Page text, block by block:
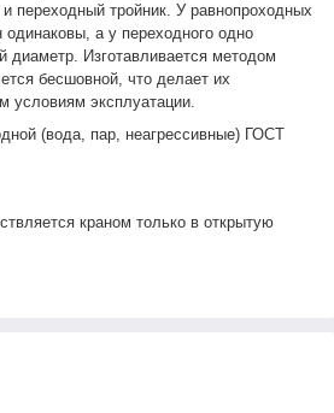
переходный тройник. У равнопроходных
а у переходного одно
диаметр. Изготавливается методом
бесшовной, что делает их
условиям эксплуатации.
(вода, пар, неагрессивные) ГОСТ
краном только в открытую